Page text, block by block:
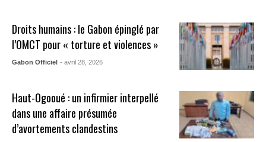
Droits humains : le Gabon épinglé par
l’OMCT pour « torture et violences »
Gabon Officiel - avril 28, 2026
Haut-Ogooué : un infirmier interpellé
dans une affaire présumée
d’avortements clandestins